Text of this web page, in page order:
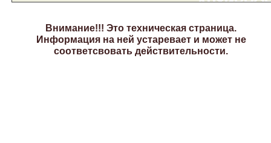
Внимание!!! Это техническая страница.
Информация на ней устаревает и может не
соответсвовать действительности.